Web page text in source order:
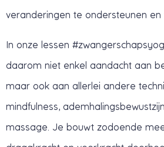
veranderingen te ondersteunen en
In onze lessen
daarom niet enkel aandacht aan
maar ook aan allerlei andere
mindfulness,
massage. Je bouwt zodoende